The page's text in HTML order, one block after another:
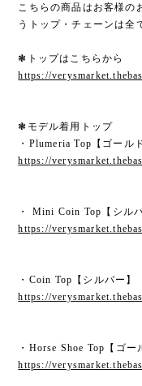
こちらの商品はお客様の
うトップ・チェーンは全
❃トップはこちらから
https://
❃モデル着用トップ
・Plumeria Top【ゴール
https://
・ Mini Coin Top【シル
https://
・Coin Top【シルバー
https://
・Horse Shoe Top【ゴ
https://